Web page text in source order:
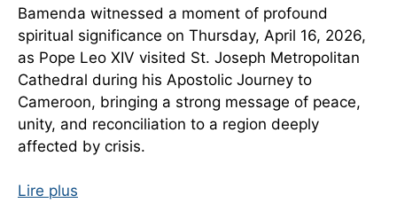
Bamenda witnessed a moment of profound
spiritual significance on Thursday, April 16, 2026,
as Pope Leo XIV visited St. Joseph Metropolitan
Cathedral during his Apostolic Journey to
Cameroon, bringing a strong message of peace,
unity, and reconciliation to a region deeply
affected by crisis.
Lire plus